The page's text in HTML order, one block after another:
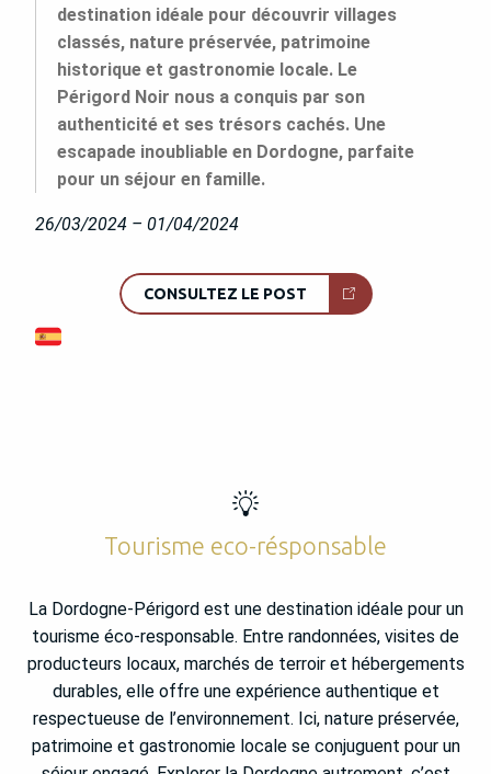
destination idéale pour découvrir villages
classés, nature préservée, patrimoine
historique et gastronomie locale. Le
Périgord Noir nous a conquis par son
authenticité et ses trésors cachés. Une
escapade inoubliable en Dordogne, parfaite
pour un séjour en famille.
26/03/2024 – 01/04/2024
CONSULTEZ LE POST
Tourisme eco-résponsable
La Dordogne-Périgord est une destination idéale pour un
tourisme éco-responsable. Entre randonnées, visites de
producteurs locaux, marchés de terroir et hébergements
durables, elle offre une expérience authentique et
respectueuse de l’environnement. Ici, nature préservée,
patrimoine et gastronomie locale se conjuguent pour un